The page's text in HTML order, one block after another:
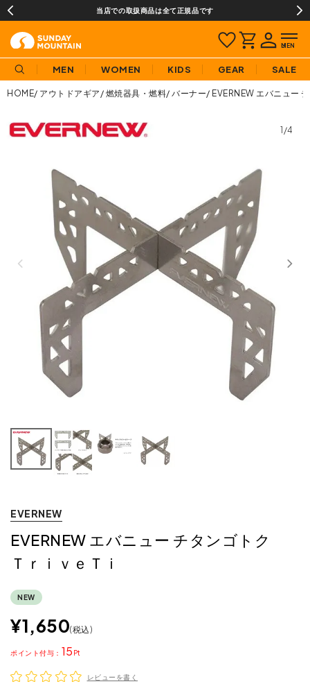
当店での取扱商品は全て正規品です
MEN WOMEN KIDS GEAR SALE
HOME アウトドアギア 燃焼器具・燃料 バーナー EVERNEW エバニュー
1/4
EVERNEW
EVERNEW エバニュー チタンゴトク
ＴｒｉｖｅＴｉ
NEW
¥1,650 税込
15
ポイント
レビューを書く